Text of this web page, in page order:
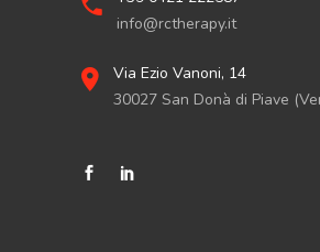
info@rctherapy.it
Via Ezio Vanoni, 14
30027 San Donà di Piave